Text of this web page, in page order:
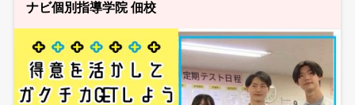
ナビ個別指導学院 佃校